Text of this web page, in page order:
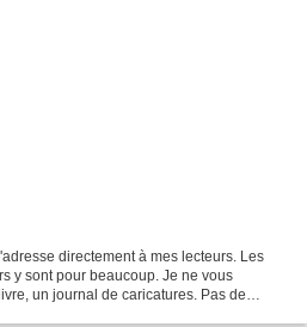
directement à mes lecteurs. Les
y sont pour beaucoup. Je ne vous
un journal de caricatures. Pas de